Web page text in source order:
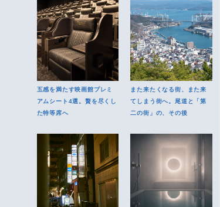
五感を満たす映画館プレミ
アムシート4選。贅を尽くし
た特等席へ
また来たくなる街、また来
てしまう街へ。尾道と「第
二の街」の、その後